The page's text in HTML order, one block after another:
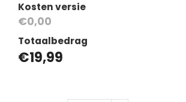
Kosten versie
€0,00
Totaalbedrag
€19,99